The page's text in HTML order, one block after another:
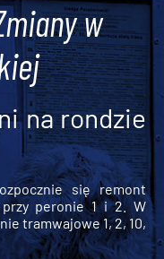
w
na rondzie
się remont
przy peronie 1 i 2. W
tramwajowe 1, 2, 10,